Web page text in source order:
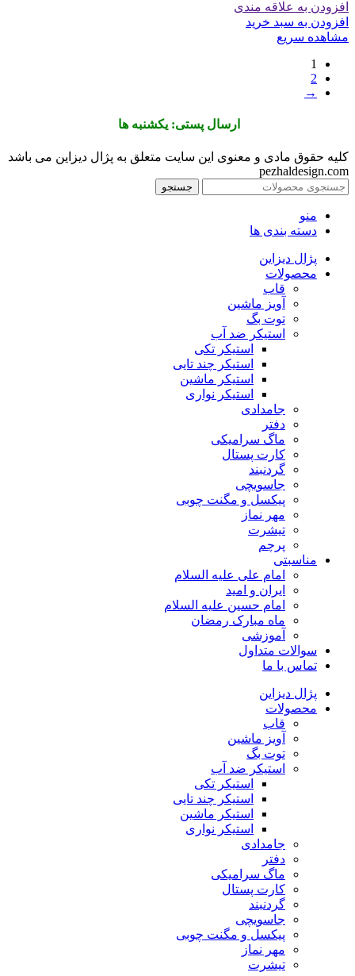
افزودن به علاقه مندی
افزودن به سبد خرید
مشاهده سریع
1
2
→
ارسال پستی: یکشنبه ها
کلیه حقوق مادی و معنوی این سایت متعلق به پژال دیزاین می باشد
pezhaldesign.com
جستجو
منو
دسته بندی ها
پژال دیزاین
محصولات
قاب
آویز ماشین
توت بگ
استیکر ضد آب
استیکر تکی
استیکر چند تایی
استیکر ماشین
استیکر نواری
جامدادی
دفتر
ماگ سرامیکی
کارت پستال
گردنبند
جاسویچی
پیکسل و مگنت چوبی
مهر نماز
تیشرت
پرچم
مناسبتی
امام علی علیه السلام
ایران و امید
امام حسین علیه السلام
ماه مبارک رمضان
آموزشی
سوالات متداول
تماس با ما
پژال دیزاین
محصولات
قاب
آویز ماشین
توت بگ
استیکر ضد آب
استیکر تکی
استیکر چند تایی
استیکر ماشین
استیکر نواری
جامدادی
دفتر
ماگ سرامیکی
کارت پستال
گردنبند
جاسویچی
پیکسل و مگنت چوبی
مهر نماز
تیشرت